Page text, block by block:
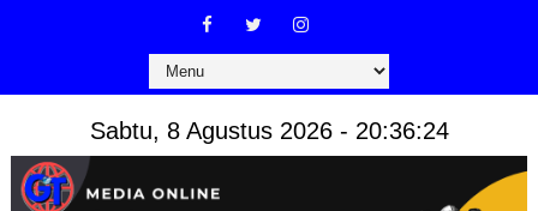
Sabtu, 8 Agustus 2026 - 20:36:25